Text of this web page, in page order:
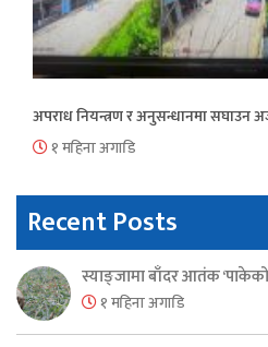
अपराध नियन्त्रण र अनुसन्धानमा सघाउन
१ महिना अगाडि
Recent Posts
स्याङ्जामा बाँदर आतंक ‘पाकेको
१ महिना अगाडि